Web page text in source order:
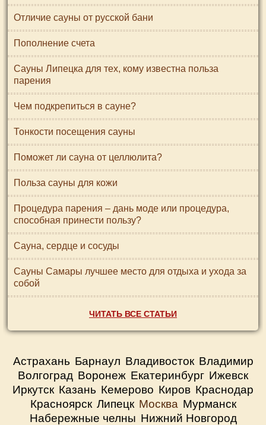
Отличие сауны от русской бани
Пополнение счета
Сауны Липецка для тех, кому известна польза
парения
Чем подкрепиться в сауне?
Тонкости посещения сауны
Поможет ли сауна от целлюлита?
Польза сауны для кожи
Процедура парения – дань моде или процедура,
способная принести пользу?
Сауна, сердце и сосуды
Сауны Самары лучшее место для отдыха и ухода за
собой
ЧИТАТЬ ВСЕ СТАТЬИ
Астрахань Барнаул Владивосток Владимир
Волгоград Воронеж Екатеринбург Ижевск
Иркутск Казань Кемерово Киров Краснодар
Красноярск Липецк Москва Мурманск
Набережные челны Нижний Новгород